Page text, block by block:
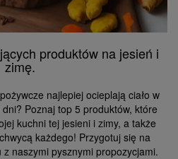
produktów na jesień i
zimę.
najlepiej ocieplają ciało w
Poznaj top 5 produktów, które
kuchni tej jesieni i zimy, a także
każdego! Przygotuj się na
z naszymi pysznymi propozycjami.